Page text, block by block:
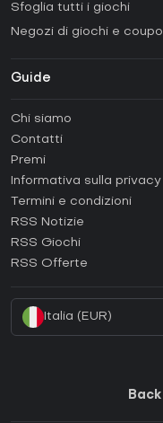
Sfoglia tutti i giochi
Negozi di giochi e
Guide
Come attivare una
Come attivare una Epic
Come attivare una GOG
Come attivare una
Chi siamo
Contatti
Premi
Informativa sulla privacy
Termini e condizioni
RSS Notizie
RSS Giochi
RSS Offerte
Italia (EUR)